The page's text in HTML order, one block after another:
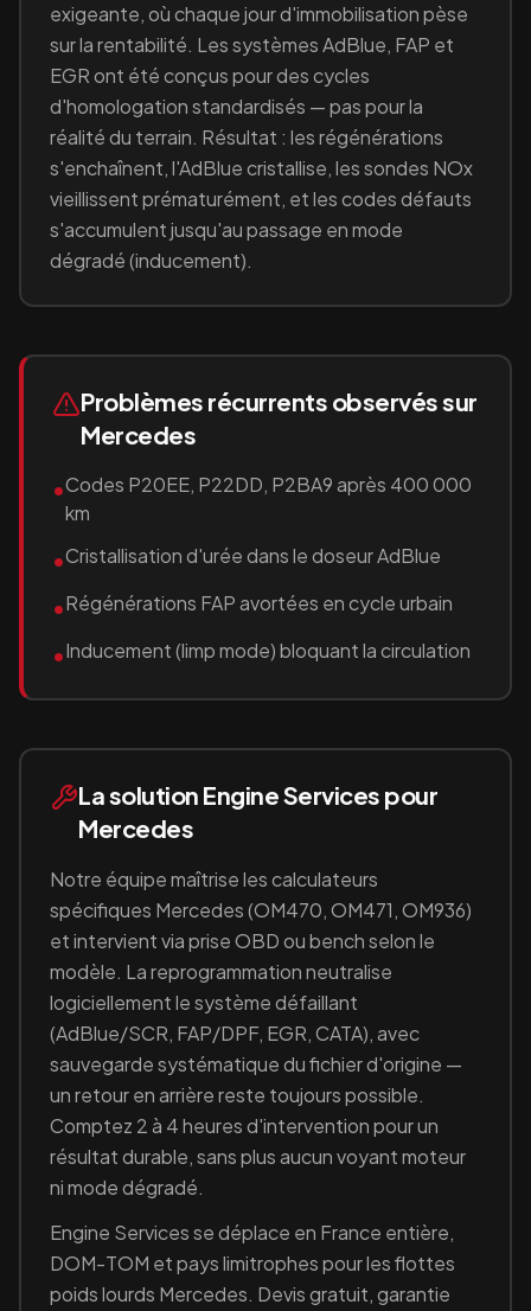
exigeante, où chaque jour d'immobilisation pèse
sur la rentabilité. Les systèmes AdBlue, FAP et
EGR ont été conçus pour des cycles
d'homologation standardisés — pas pour la
réalité du terrain. Résultat : les régénérations
s'enchaînent, l'AdBlue cristallise, les sondes NOx
vieillissent prématurément, et les codes défauts
s'accumulent jusqu'au passage en mode
dégradé (inducement).
Problèmes récurrents observés sur
Mercedes
•Codes P20EE, P22DD, P2BA9 après 400 000
km
•Cristallisation d'urée dans le doseur AdBlue
•Régénérations FAP avortées en cycle urbain
•Inducement (limp mode) bloquant la circulation
La solution Engine Services pour
Mercedes
Notre équipe maîtrise les calculateurs
spécifiques Mercedes(OM470, OM471, OM936)
et intervient via prise OBD ou bench selon le
modèle. La reprogrammation neutralise
logiciellement le système défaillant
(AdBlue/SCR, FAP/DPF, EGR, CATA), avec
sauvegarde systématique du fichier d'origine —
un retour en arrière reste toujours possible.
Comptez 2 à 4 heures d'intervention pour un
résultat durable, sans plus aucun voyant moteur
ni mode dégradé.
Engine Services se déplace en France entière,
DOM-TOM et pays limitrophes pour les flottes
poids lourds Mercedes. Devis gratuit, garantie